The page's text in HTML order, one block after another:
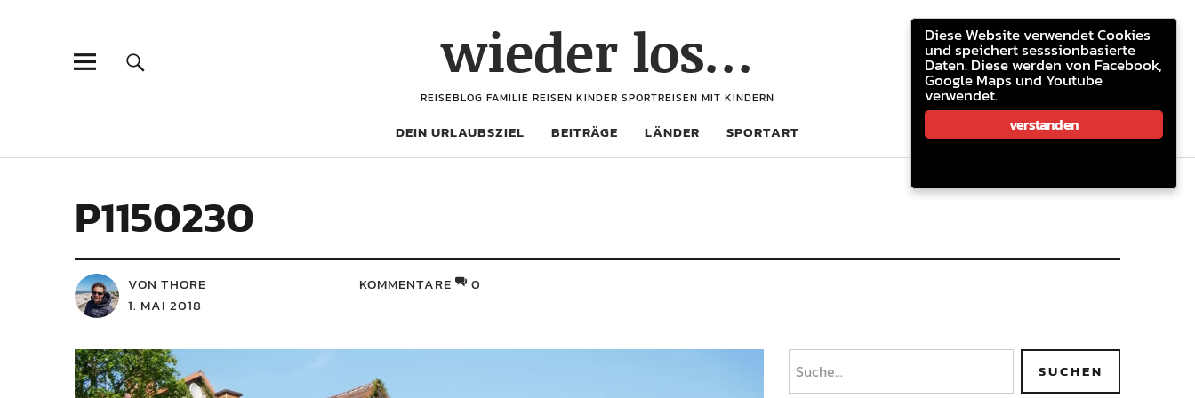
wieder los…
REISEBLOG FAMILIE REISEN KINDER SPORTREISEN MIT KINDERN
DEIN URLAUBSZIEL BEITRÄGE LÄNDER SPORTART
P1150230
VON THORE
1. MAI 2018
KOMMENTARE 0
Diese Website verwendet Cookies
und speichert sesssionbasierte
Daten. Diese werden von Facebook,
Google Maps und Youtube
verwendet.
verstanden